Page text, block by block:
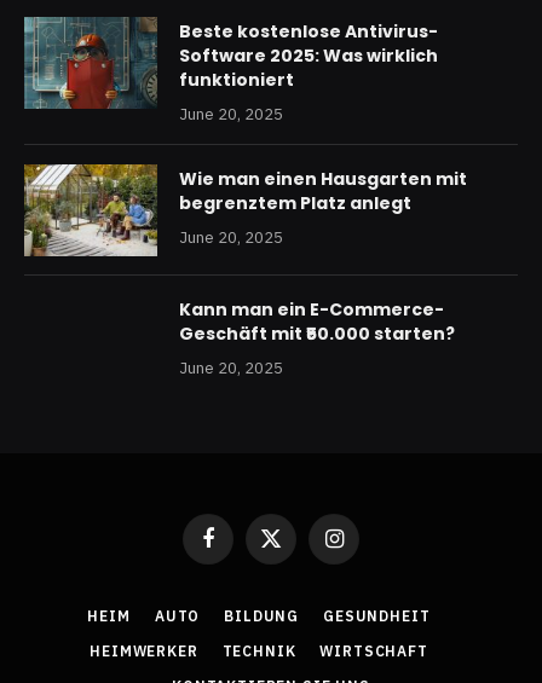
Beste kostenlose Antivirus-
Software 2025: Was wirklich
funktioniert
June 20, 2025
Wie man einen Hausgarten mit
begrenztem Platz anlegt
June 20, 2025
Kann man ein E-Commerce-
Geschäft mit ₹50.000 starten?
June 20, 2025
Facebook
X
Instagram
HEIM AUTO BILDUNG
GESUNDHEIT
HEIMWERKER
TECHNIK
WIRTSCHAFT